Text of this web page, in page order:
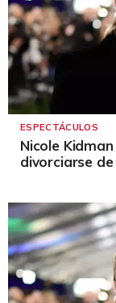
ESPECTÁCULOS
Nicole
divorciarse